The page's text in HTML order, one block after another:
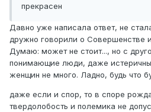
прекрасен
Давно уже написала ответ, не
дружно говорили о Совершенстве
Думаю: может не стоит..., но с
понимающие люди, даже
женщин не много. Ладно, будь что
даже если и спор, то в споре
твердолобость и полемика не